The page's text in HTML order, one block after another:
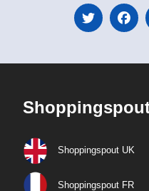
Shoppingspout UK
Shoppingspout FR